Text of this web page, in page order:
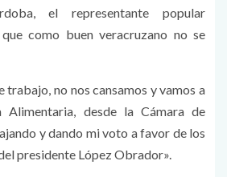
el representante popular
como buen veracruzano no se
trabajo, no nos cansamos y vamos a
Alimentaria, desde la Cámara de
y dando mi voto a favor de los
presidente López Obrador».